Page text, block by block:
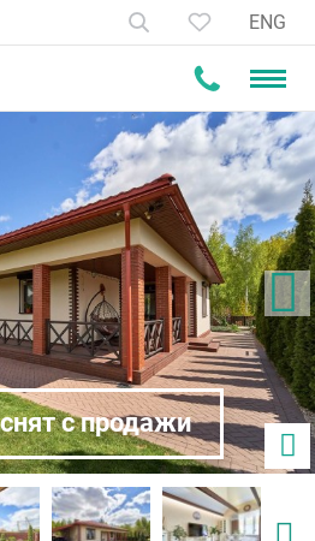
ENG
с продажи